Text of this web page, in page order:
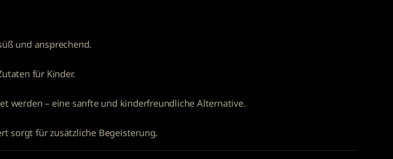
und ansprechend.
für Kinder.
werden – eine sanfte und kinderfreundliche Alternative.
sorgt für zusätzliche Begeisterung.